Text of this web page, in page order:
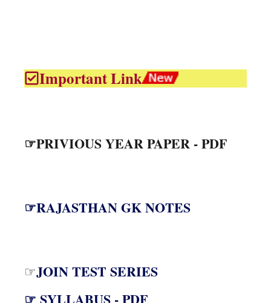
Important Link
☞PRIVIOUS YEAR PAPER - PDF
☞RAJASTHAN GK NOTES
☞JOIN TEST SERIES
☞ SYLLABUS - PDF